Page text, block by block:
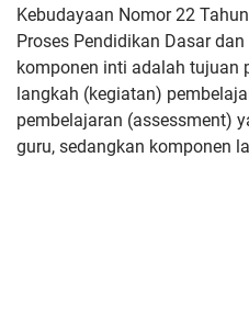
Kebudayaan Nomor 22
Proses Pendidikan Dasar
komponen inti adalah tujuan
langkah (kegiatan)
pembelajaran (assessment)
guru, sedangkan komponen